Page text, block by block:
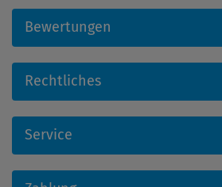
Bewertungen
Rechtliches
Service